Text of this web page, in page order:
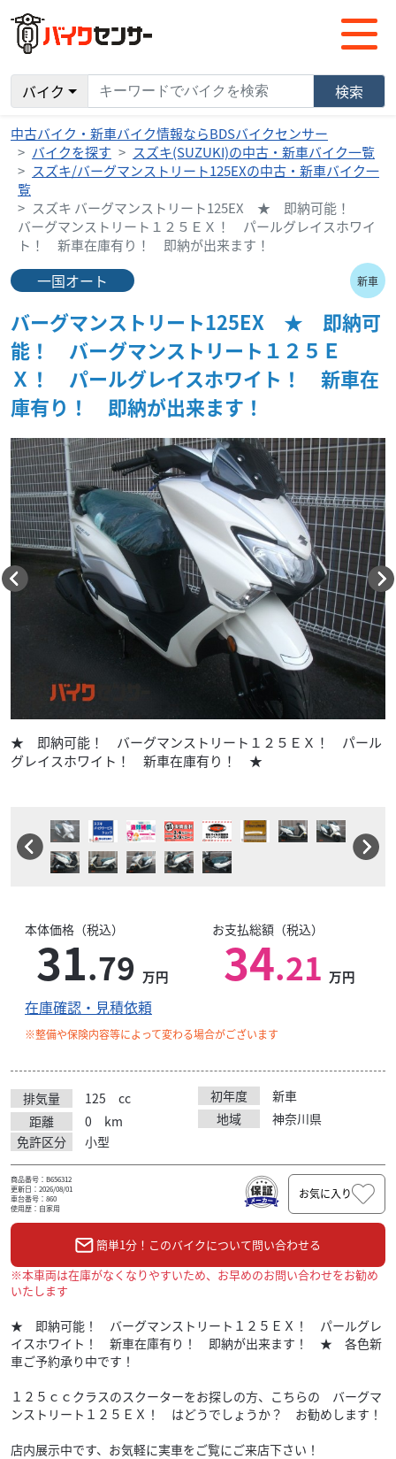
バイク 検索
中古バイク・新車バイク情報ならBDSバイクセンサー
バイクを探す
スズキ(SUZUKI)の中古・新車バイク一覧
スズキ/バーグマンストリート125EXの中古・新車バイク一
覧
スズキ バーグマンストリート125EX ★ 即納可能！
バーグマンストリート１２５ＥＸ！ パールグレイスホワイ
ト！ 新車在庫有り！ 即納が出来ます！
一国オート 新車
バーグマンストリート125EX ★ 即納可
能！ バーグマンストリート１２５Ｅ
Ｘ！ パールグレイスホワイト！ 新車在
庫有り！ 即納が出来ます！
★ 即納可能！ バーグマンストリート１２５ＥＸ！ パール
グレイスホワイト！ 新車在庫有り！ ★
本体価格（税込）
31.79 万円
お支払総額（税込）
34.21 万円
在庫確認・見積依頼
※整備や保険内容等によって変わる場合がございます
排気量 125 cc 初年度
新車
距離
0 km 地域
神奈川県
免許区分
小型
商品番号：B656312
更新日：2026/08/01
車台番号：860
使用歴：自家用
お気に入り
簡単1分！このバイクについて問い合わせる
※本車両は在庫がなくなりやすいため、お早めのお問い合わせをお勧め
いたします
★ 即納可能！ バーグマンストリート１２５ＥＸ！ パールグレ
イスホワイト！ 新車在庫有り！ 即納が出来ます！ ★ 各色新
車ご予約承り中です！
１２５ｃｃクラスのスクーターをお探しの方、こちらの バーグマ
ンストリート１２５ＥＸ！ はどうでしょうか？ お勧めします！
店内展示中です、お気軽に実車をご覧にご来店下さい！